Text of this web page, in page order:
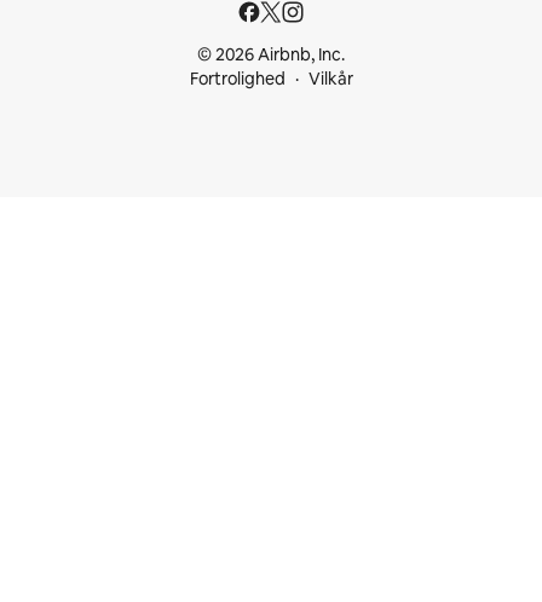
© 2026 Airbnb, Inc.
Fortrolighed
Vilkår